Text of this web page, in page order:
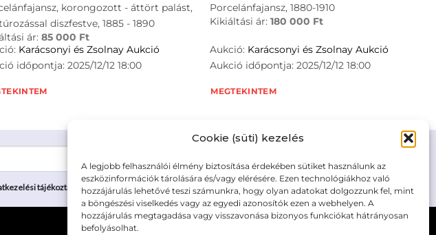
Cookie (süti) kezelés
A legjobb felhasználói élmény biztosítása érdekében sütiket használunk az
eszközinformációk tárolására és/vagy elérésére. Ezen technológiákhoz való
hozzájárulás lehetővé teszi számunkra, hogy olyan adatokat dolgozzunk fel, mint
a böngészési viselkedés vagy az egyedi azonosítók ezen a webhelyen. A
hozzájárulás megtagadása vagy visszavonása bizonyos funkciókat hátrányosan
befolyásolhat.
korongozott - áttört palást,
diszfestve, 1885 - 1890
ár: 85 000 Ft
Karácsonyi és Zsolnay Aukció
időpontja: 2025/12/12 18:00
Porcelánfajansz, 1880-1910
Kikiáltási ár:180 000 Ft
Aukció: Karácsonyi és Zsolnay Aukció
Aukció időpontja: 2025/12/12 18:00
MEGTEKINTEM
tájékoztatót: mutargy.com/adatkezelesi-tajekoztato/